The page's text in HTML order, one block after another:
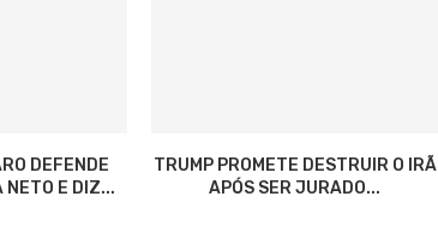
DEFENDE
NETO E DIZ...
TRUMP PROMETE DESTRUIR O IRÃ
APÓS SER JURADO...